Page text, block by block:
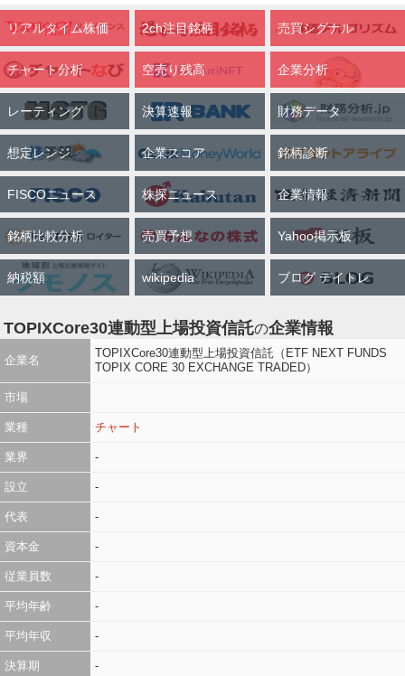
ッジ ーズETF
リアルタイム株価 2ch注目銘柄 売買シグナル
チャート分析 空売り残高 企業分析
レーティング 決算速報 財務データ
想定レンジ 企業スコア 銘柄診断
FISCOニュース 株探ニュース 企業情報
銘柄比較分析 売買予想 Yahoo掲示板
納税額 wikipedia ブログ デイトレ
TOPIXCore30連動型上場投資信託の企業情報
企業名
TOPIXCore30連動型上場投資信託（ETF NEXT FUNDS
TOPIX CORE 30 EXCHANGE TRADED）
市場
業種 チャート
業界 -
設立 -
代表 -
資本金 -
従業員数 -
平均年齢 -
平均年収 -
決算期 -